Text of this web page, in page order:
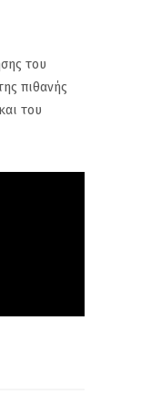
του
πιθανής
του